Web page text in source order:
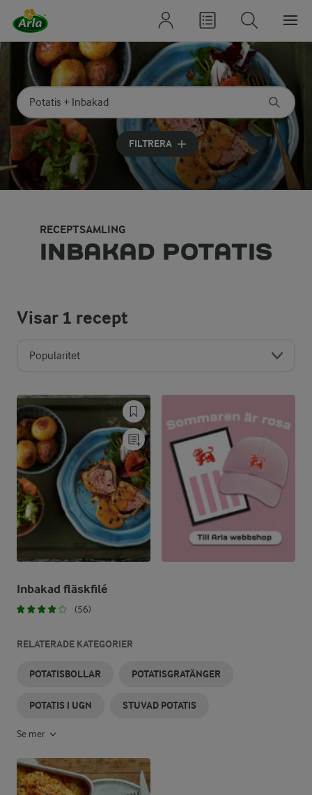
Sök på kategori eller ingrediens
Skriv in sökord för att få förslag
FILTRERA
RECEPTSAMLING
INBAKAD POTATIS
Visar1 recept
Popularitet
Inbakad fläskfilé
(56)
RELATERADE KATEGORIER
POTATISBOLLAR POTATISGRATÄNGER
POTATIS I UGN STUVAD POTATIS
Se mer